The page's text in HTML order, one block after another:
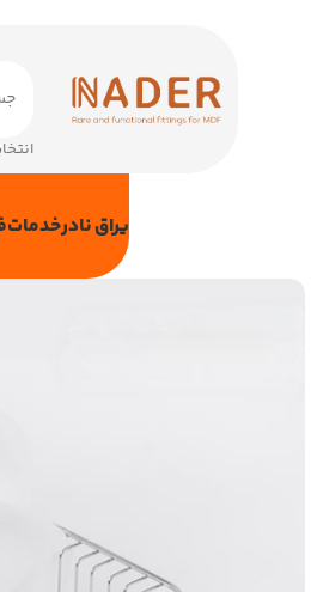
یراق نادرخدمات